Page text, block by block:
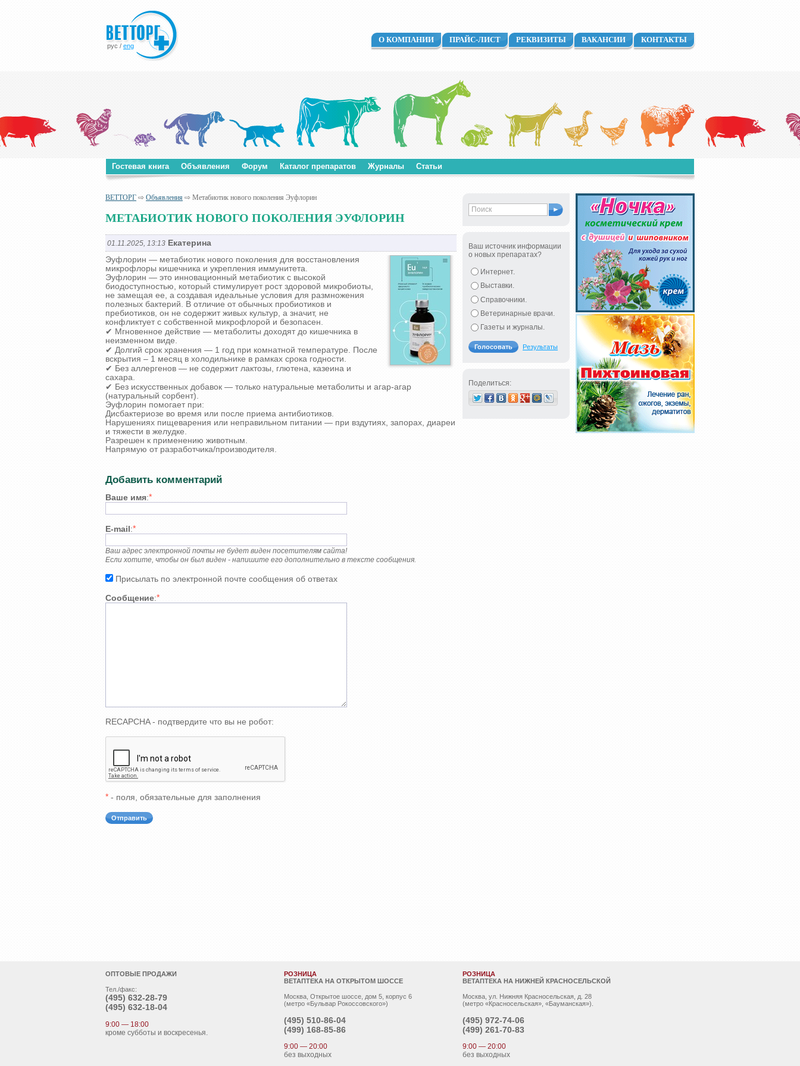
рус / eng
О КОМПАНИИ ПРАЙС-ЛИСТ РЕКВИЗИТЫ ВАКАНСИИ КОНТАКТЫ
Гостевая книга Объявления Форум Каталог препаратов Журналы Статьи
ВЕТТОРГ ⇨ Объявления ⇨ Метабиотик нового поколения Эуфлорин
МЕТАБИОТИК НОВОГО ПОКОЛЕНИЯ ЭУФЛОРИН
01.11.2025, 13:13 Екатерина
Эуфлорин — метабиотик нового поколения для восстановления
микрофлоры кишечника и укрепления иммунитета.
Эуфлорин — это инновационный метабиотик с высокой
биодоступностью, который стимулирует рост здоровой микробиоты,
не замещая ее, а создавая идеальные условия для размножения
полезных бактерий. В отличие от обычных пробиотиков и
пребиотиков, он не содержит живых культур, а значит, не
конфликтует с собственной микрофлорой и безопасен.
✔ Мгновенное действие — метаболиты доходят до кишечника в
неизменном виде.
✔ Долгий срок хранения — 1 год при комнатной температуре. После
вскрытия – 1 месяц в холодильнике в рамках срока годности.
✔ Без аллергенов — не содержит лактозы, глютена, казеина и
сахара.
✔ Без искусственных добавок — только натуральные метаболиты и агар-агар
(натуральный сорбент).
Эуфлорин помогает при:
Дисбактериозе во время или после приема антибиотиков.
Нарушениях пищеварения или неправильном питании — при вздутиях, запорах, диареи
и тяжести в желудке.
Разрешен к применению животным.
Напрямую от разработчика/производителя.
Добавить комментарий
Ваше имя:*
E-mail :*
Ваш адрес электронной почты не будет виден посетителям сайта!
Если хотите, чтобы он был виден - напишите его дополнительно в тексте сообщения.
Присылать по электронной почте сообщения об ответах
Сообщение:*
RECAPCHA - подтвердите что вы не робот:
* - поля, обязательные для заполнения
Ваш источник информации
о новых препаратах?
Интернет.
Выставки.
Справочники.
Ветеринарные врачи.
Газеты и журналы.
Результаты
Поделиться:
ОПТОВЫЕ ПРОДАЖИ
Тел./факс:
(495) 632-28-79
(495) 632-18-04
9:00 — 18:00
кроме субботы и воскресенья.
РОЗНИЦА
ВЕТАПТЕКА НА ОТКРЫТОМ ШОССЕ
Москва, Открытое шоссе, дом 5, корпус 6
(метро «Бульвар Рокоссовского»)
(495) 510-86-04
(499) 168-85-86
9:00 — 20:00
без выходных
РОЗНИЦА
ВЕТАПТЕКА НА НИЖНЕЙ КРАСНОСЕЛЬСКОЙ
Москва, ул. Нижняя Красносельская, д. 28
(метро «Красносельская», «Бауманская»).
(495) 972-74-06
(499) 261-70-83
9:00 — 20:00
без выходных